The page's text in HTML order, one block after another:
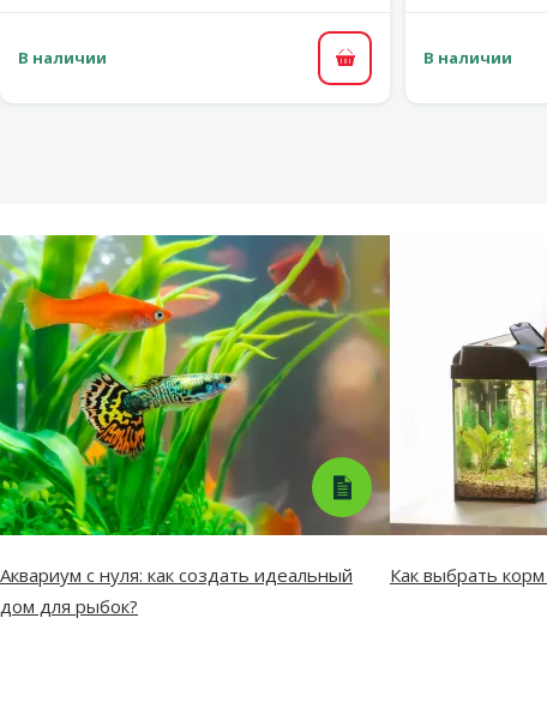
В наличии В корзинуВ наличии
Аквариум с нуля: как создать идеальный
дом для рыбок?
Как выбрать